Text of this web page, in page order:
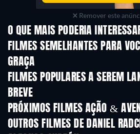
Remover este
O QUE MAIS PODERIA
FILMES SEMELHANTES PARA
GRAÇA
FILMES POPULARES A SEREM
BREVE
PRÓXIMOS FILMES AÇÃO &
OUTROS FILMES DE DANIEL